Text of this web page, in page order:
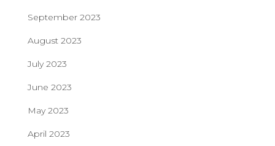
September 2023
August 2023
July 2023
June 2023
May 2023
April 2023